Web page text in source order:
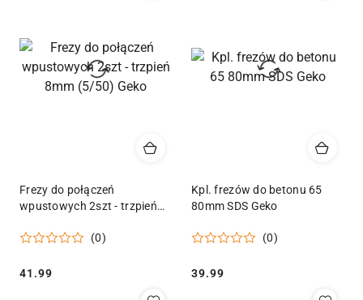
Frezy do połączeń
wpustowych 2szt - trzpień
(0)
Cena:
41.99
Kpl. frezów do betonu 65
80mm SDS Geko
(0)
Cena:
39.99